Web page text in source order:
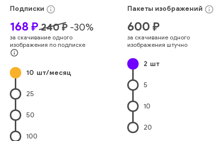
отдыхать
апельсиновый крупный план
задумчивый
питомец
очаровательный расслабляться думать
комфорт
пушистый мягкий пространство ленивый уши
пушистый
Подписки info_outline
168 ₽ 240₽ -30%
за скачивание одного
изображения по подписке
info_outline
10 шт/месяц
25
50
100
Пакеты изображений info_outline
600 ₽
за скачивание одного
изображения штучно
2 шт
5
10
20